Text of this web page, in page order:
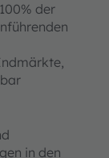
der
in den